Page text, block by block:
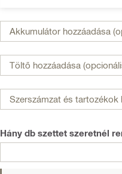
Akkumulátor hozzáadása
Töltő hozzáadása
Szerszámzat és tartozékok
Hány db szettet szeretnél